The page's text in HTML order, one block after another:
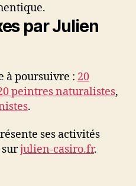
par Julien
à poursuivre : 20
peintres naturalistes,
.
ses activités
surjulien-casiro.fr.